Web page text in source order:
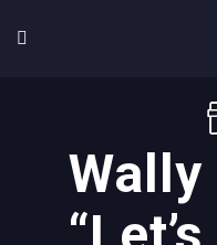
Wally